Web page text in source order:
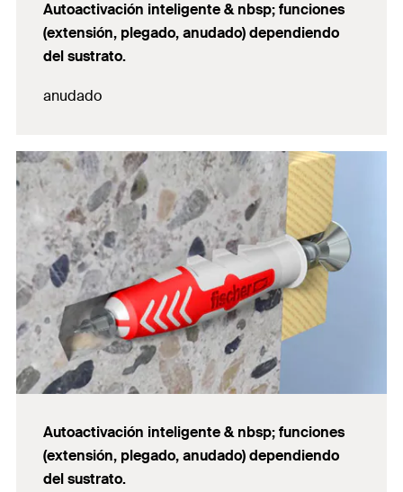
Autoactivación inteligente & nbsp; funciones
(extensión, plegado, anudado) dependiendo
del sustrato.
anudado
Autoactivación inteligente & nbsp; funciones
(extensión, plegado, anudado) dependiendo
del sustrato.